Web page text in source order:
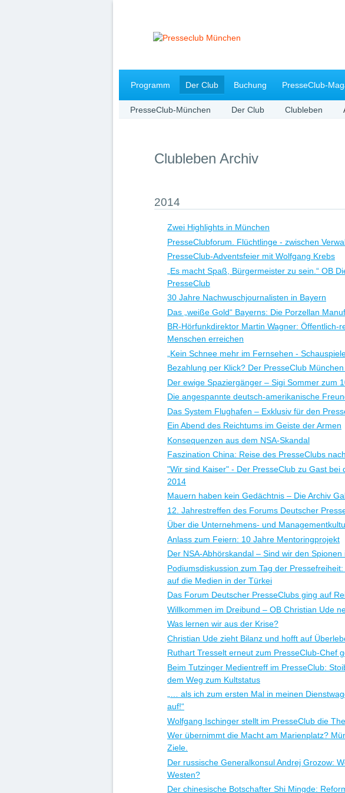
überspringen
Programm Der Club Buchung PresseClub-
PresseClub-München Der Club Clubleben
Clubleben Archiv
2014
Zwei Highlights in München
PresseClubforum. Flüchtlinge - zwischen
PresseClub-Adventsfeier mit Wolfgang Krebs
„Es macht Spaß, Bürgermeister zu sein.“ OB
PresseClub
30 Jahre Nachwuschjournalisten in Bayern
Das „weiße Gold“ Bayerns: Die Porzellan
BR-Hörfunkdirektor Martin Wagner: Öffentlich-
Menschen erreichen
„Kein Schnee mehr im Fernsehen -
Bezahlung per Klick? Der PresseClub
Der ewige Spaziergänger – Sigi Sommer zum
Die angespannte deutsch-amerikanische
Das System Flughafen – Exklusiv für den
Ein Abend des Reichtums im Geiste der Armen
Konsequenzen aus dem NSA-Skandal
Faszination China: Reise des PresseClubs
"Wir sind Kaiser" - Der PresseClub zu Gast
2014
Mauern haben kein Gedächtnis – Die Archiv
12. Jahrestreffen des Forums Deutscher
Über die Unternehmens- und
Anlass zum Feiern: 10 Jahre Mentoringprojekt
Der NSA-Abhörskandal – Sind wir den
Podiumsdiskussion zum Tag der
auf die Medien in der Türkei
Das Forum Deutscher PresseClubs ging auf
Willkommen im Dreibund – OB Christian Ude
Was lernen wir aus der Krise?
Christian Ude zieht Bilanz und hofft auf
Ruthart Tresselt erneut zum PresseClub-Chef
Beim Tutzinger Medientreff im PresseClub:
dem Weg zum Kultstatus
„… als ich zum ersten Mal in meinen
auf!“
Wolfgang Ischinger stellt im PresseClub die
Wer übernimmt die Macht am Marienplatz?
Ziele.
Der russische Generalkonsul Andrej Grozow:
Westen?
Der chinesische Botschafter Shi Mingde: